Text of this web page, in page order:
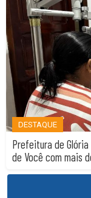
DESTAQUE
Prefeitura de
de Você com mais